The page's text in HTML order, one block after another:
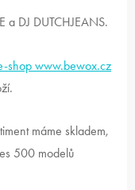
a DJ DUTCHJEANS.
shop www.bewox.cz
máme skladem,
500 modelů